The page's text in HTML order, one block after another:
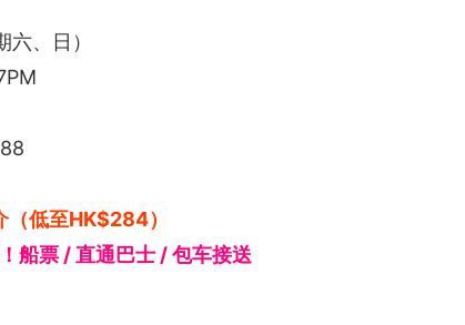
、日）
低至HK$284）
船票 / 直通巴士 / 包车接送